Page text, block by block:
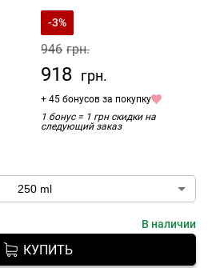
-3%
946 грн.
918 грн.
+ 45 бонусов за покупку
1 бонус = 1 грн скидки на
следующий заказ
В наличии
КУПИТЬ